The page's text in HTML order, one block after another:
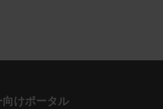
けポータル